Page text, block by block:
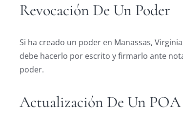
Revocación De Un Poder
Si ha creado un poder en Manassas,
debe hacerlo por escrito y firmarlo ante
poder.
Actualización De Un POA